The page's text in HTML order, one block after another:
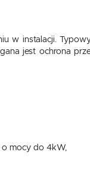
w instalacji.
jest ochrona
o mocy do 4kW,